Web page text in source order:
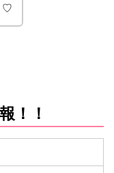
♡
！！